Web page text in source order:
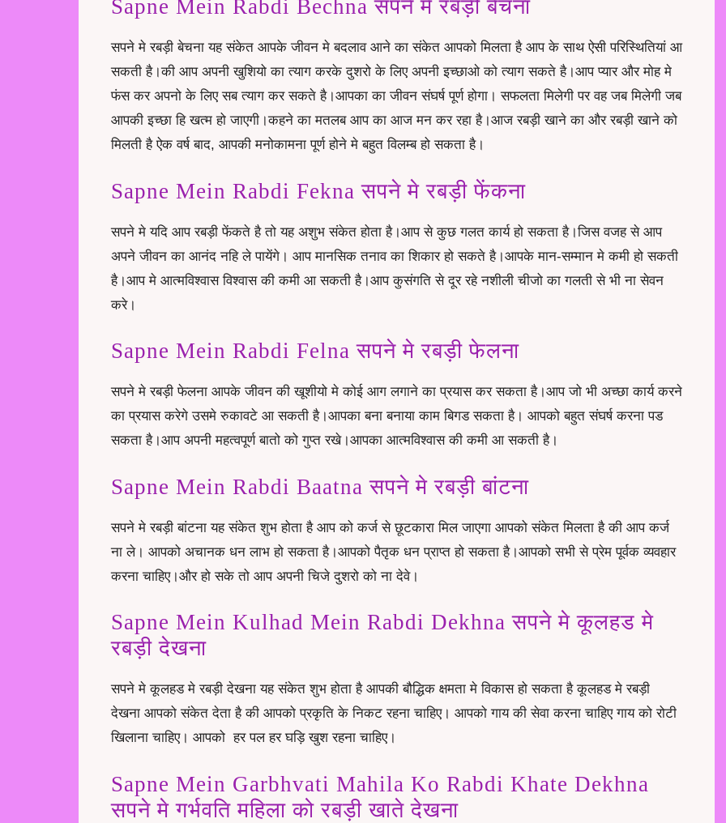
Sapne Mein Rabdi Bechna सपने मे रबड़ी बेचना
सपने मे रबड़ी बेचना यह संकेत आपके जीवन मे बदलाव आने का संकेत आपको मिलता है आप के साथ ऐसी परिस्थितियां आ
सकती है।की आप अपनी खुशियो का त्याग करके दुशरो के लिए अपनी इच्छाओ को त्याग सकते है।आप प्यार और मोह मे
फंस कर अपनो के लिए सब त्याग कर सकते है।आपका का जीवन संघर्ष पूर्ण होगा। सफलता मिलेगी पर वह जब मिलेगी जब
आपकी इच्छा हि खत्म हो जाएगी।कहने का मतलब आप का आज मन कर रहा है।आज रबड़ी खाने का और रबड़ी खाने को
मिलती है ऐक वर्ष बाद, आपकी मनोकामना पूर्ण होने मे बहुत विलम्ब हो सकता है।
Sapne Mein Rabdi Fekna सपने मे रबड़ी फेंकना
सपने मे यदि आप रबड़ी फेंकते है तो यह अशुभ संकेत होता है।आप से कुछ गलत कार्य हो सकता है।जिस वजह से आप
अपने जीवन का आनंद नहि ले पायेंगे। आप मानसिक तनाव का शिकार हो सकते है।आपके मान-सम्मान मे कमी हो सकती
है।आप मे आत्मविश्वास विश्वास की कमी आ सकती है।आप कुसंगति से दूर रहे नशीली चीजो का गलती से भी ना सेवन
करे।
Sapne Mein Rabdi Felna सपने मे रबड़ी फेलना
सपने मे रबड़ी फेलना आपके जीवन की खूशीयो मे कोई आग लगाने का प्रयास कर सकता है।आप जो भी अच्छा कार्य करने
का प्रयास करेगे उसमे रुकावटे आ सकती है।आपका बना बनाया काम बिगड सकता है। आपको बहुत संघर्ष करना पड
सकता है।आप अपनी महत्वपूर्ण बातो को गुप्त रखे।आपका आत्मविश्वास की कमी आ सकती है।
Sapne Mein Rabdi Baatna सपने मे रबड़ी बांटना
सपने मे रबड़ी बांटना यह संकेत शुभ होता है आप को कर्ज से छूटकारा मिल जाएगा आपको संकेत मिलता है की आप कर्ज
ना ले। आपको अचानक धन लाभ हो सकता है।आपको पैतृक धन प्राप्त हो सकता है।आपको सभी से प्रेम पूर्वक व्यवहार
करना चाहिए।और हो सके तो आप अपनी चिजे दुशरो को ना देवे।
Sapne Mein Kulhad Mein Rabdi Dekhna सपने मे कूलहड मे
रबड़ी देखना
सपने मे कूलहड मे रबड़ी देखना यह संकेत शुभ होता है आपकी बौद्धिक क्षमता मे विकास हो सकता है कूलहड मे रबड़ी
देखना आपको संकेत देता है की आपको प्रकृति के निकट रहना चाहिए। आपको गाय की सेवा करना चाहिए गाय को रोटी
खिलाना चाहिए। आपको हर पल हर घड़ि खुश रहना चाहिए।
Sapne Mein Garbhvati Mahila Ko Rabdi Khate Dekhna
सपने मे गर्भवति महिला को रबड़ी खाते देखना